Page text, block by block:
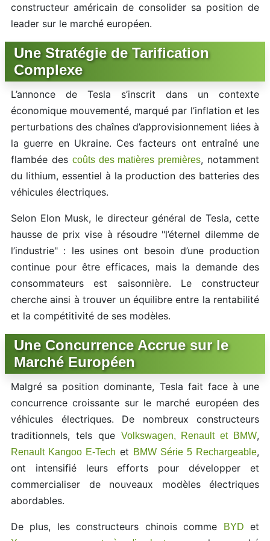
constructeur américain de consolider sa position de
leader sur le marché européen.
Une Stratégie de Tarification
Complexe
L’annonce de Tesla s’inscrit dans un contexte
économique mouvementé, marqué par l’inflation et les
perturbations des chaînes d’approvisionnement liées à
la guerre en Ukraine. Ces facteurs ont entraîné une
flambée des coûts des matières premières, notamment
du lithium, essentiel à la production des batteries des
véhicules électriques.
Selon Elon Musk, le directeur général de Tesla, cette
hausse de prix vise à résoudre "l’éternel dilemme de
l’industrie" : les usines ont besoin d’une production
continue pour être efficaces, mais la demande des
consommateurs est saisonnière. Le constructeur
cherche ainsi à trouver un équilibre entre la rentabilité
et la compétitivité de ses modèles.
Une Concurrence Accrue sur le
Marché Européen
Malgré sa position dominante, Tesla fait face à une
concurrence croissante sur le marché européen des
véhicules électriques. De nombreux constructeurs
traditionnels, tels que Volkswagen, Renault et BMW,
Renault Kangoo E-Tech et BMW Série 5 Rechargeable,
ont intensifié leurs efforts pour développer et
commercialiser de nouveaux modèles électriques
abordables.
De plus, les constructeurs chinois comme BYD et